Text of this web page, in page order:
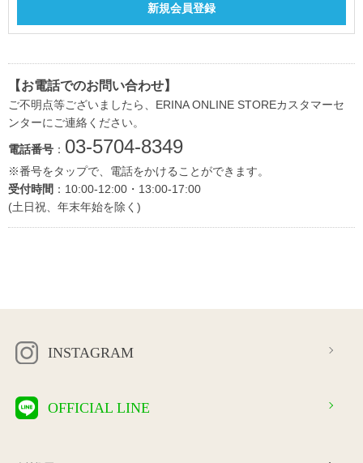
【お電話でのお問い合わせ】
ご不明点等ございましたら、ERINA ONLINE STOREカスタマーセ
ンターにご連絡ください。
電話番号 ： 03-5704-8349
※番号をタップで、電話をかけることができます。
受付時間 ：10:00-12:00・13:00-17:00
(土日祝、年末年始を除く)
INSTAGRAM
OFFICIAL LINE